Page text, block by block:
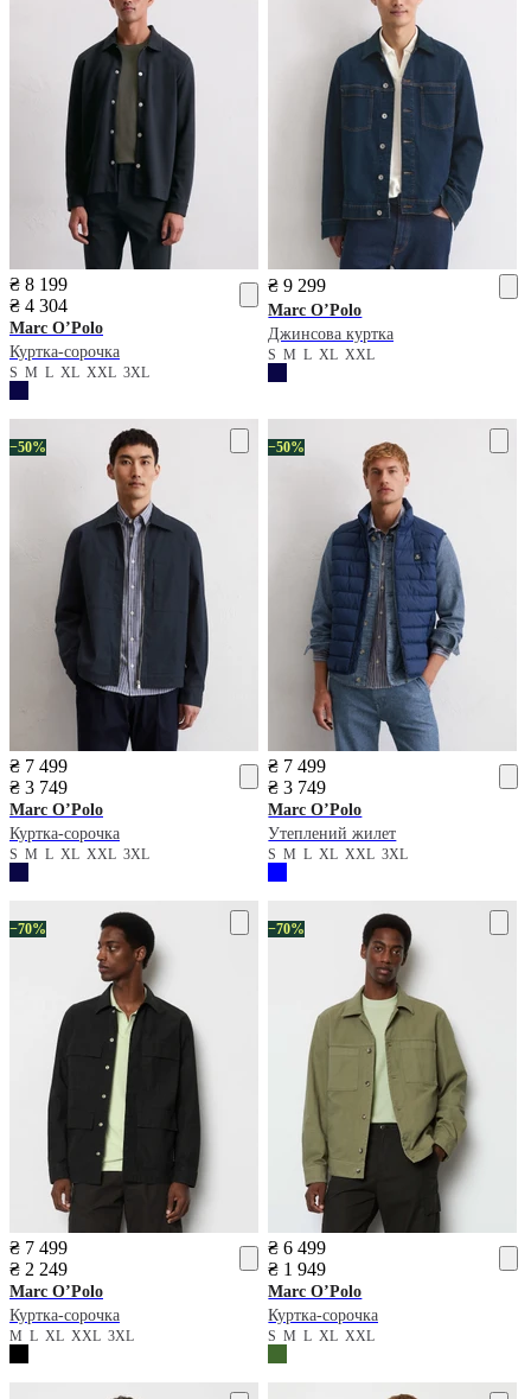
₴ 8 199
₴ 4 304
Marc O’Polo
Куртка-сорочка
S M L XL XXL 3XL
₴ 9 299
Marc O’Polo
Джинсова куртка
SMLXLXXL
−50%
₴ 7 499
₴ 3 749
Marc O’Polo
Куртка-сорочка
S M L XL XXL 3XL
−50%
₴ 7 499
₴ 3 749
Marc O’Polo
Утеплений жилет
SMLXLXXL3XL
−70%
₴ 7 499
₴ 2 249
Marc O’Polo
Куртка-сорочка
M L XL XXL 3XL
−70%
₴ 6 499
₴ 1 949
Marc O’Polo
Куртка-сорочка
SMLXLXXL